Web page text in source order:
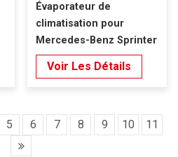
Évaporateur de
climatisation pour
Mercedes-Benz Sprinter
W906 NCV3 (2006-2018),
conduite à gauche.
Voir Les Détails
5 6 7 8 9 10 11